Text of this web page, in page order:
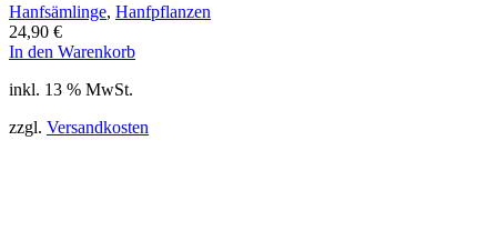
Hanfsämlinge, Hanfpflanzen
24,90 €
In den Warenkorb
inkl. 13 % MwSt.
zzgl. Versandkosten